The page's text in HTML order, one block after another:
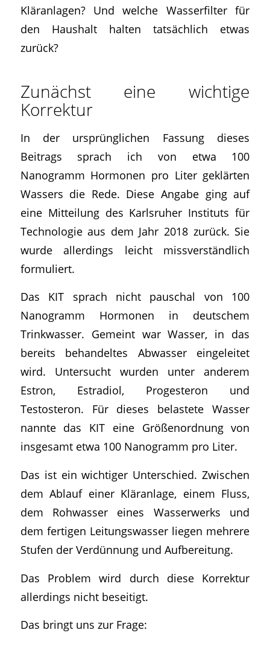
Kläranlagen? Und welche Wasserfilter für
den Haushalt halten tatsächlich etwas
zurück?
Zunächst eine wichtige
Korrektur
In der ursprünglichen Fassung dieses
Beitrags sprach ich von etwa 100
Nanogramm Hormonen pro Liter geklärten
Wassers die Rede. Diese Angabe ging auf
eine Mitteilung des Karlsruher Instituts für
Technologie aus dem Jahr 2018 zurück. Sie
wurde allerdings leicht missverständlich
formuliert.
Das KIT sprach nicht pauschal von 100
Nanogramm Hormonen in deutschem
Trinkwasser. Gemeint war Wasser, in das
bereits behandeltes Abwasser eingeleitet
wird. Untersucht wurden unter anderem
Estron, Estradiol, Progesteron und
Testosteron. Für dieses belastete Wasser
nannte das KIT eine Größenordnung von
insgesamt etwa 100 Nanogramm pro Liter.
Das ist ein wichtiger Unterschied. Zwischen
dem Ablauf einer Kläranlage, einem Fluss,
dem Rohwasser eines Wasserwerks und
dem fertigen Leitungswasser liegen mehrere
Stufen der Verdünnung und Aufbereitung.
Das Problem wird durch diese Korrektur
allerdings nicht beseitigt.
Das bringt uns zur Frage: